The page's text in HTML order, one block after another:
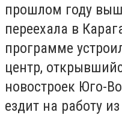
прошлом году
переехала в
программе
центр,
новостроек Юго-
ездит на работу